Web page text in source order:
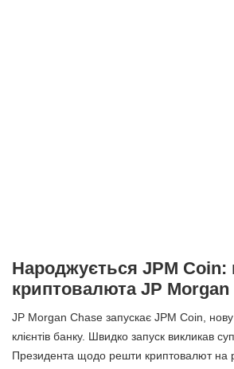
Народжується JPM Coin:
криптовалюта JP Morgan
JP Morgan Chase запускає JPM Coin,
клієнтів банку. Швидко запуск викликав
Президента щодо решти криптовалют на